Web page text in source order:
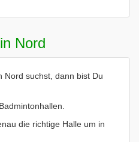
Nord
Nord suchst, dann bist Du
die richtige Halle um in